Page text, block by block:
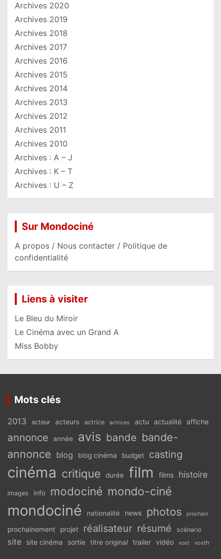
Archives 2020
Archives 2019
Archives 2018
Archives 2017
Archives 2016
Archives 2015
Archives 2014
Archives 2013
Archives 2012
Archives 2011
Archives 2010
Archives : A – J
Archives : K – T
Archives : U – Z
Sur Mondociné
A propos / Nous contacter / Politique de
confidentialité
Liens à visiter
Le Bleu du Miroir
Le Cinéma avec un Grand A
Miss Bobby
Mots clés
2013 acteur acteurs actrice actrices actu actualité affiche
annonce année avis bande bande-
annonce blog blog cinéma budget casting
cinéma critique durée film films histoire
images info modociné mondo-ciné
mondociné nationalité news photos prochain
prochainement projet réalisateur résumé scénario
site site cinéma sortie titre original trailer vidéo vost vostfr